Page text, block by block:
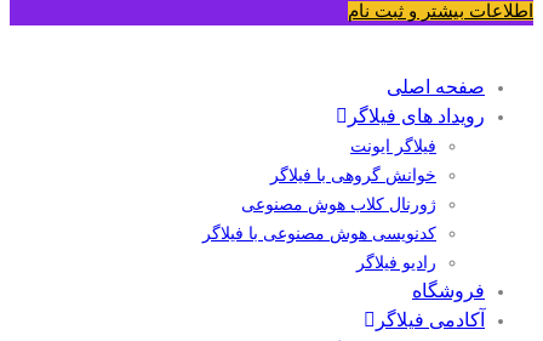
اطلاعات بیشتر و ثبت نام
صفحه اصلی
رویداد های فیلاگر
فیلاگر ایونت
خوانش گروهی با فیلاگر
ژورنال کلاب هوش مصنوعی
کدنویسی هوش مصنوعی با فیلاگر
رادیو فیلاگر
فروشگاه
آکادمی فیلاگر